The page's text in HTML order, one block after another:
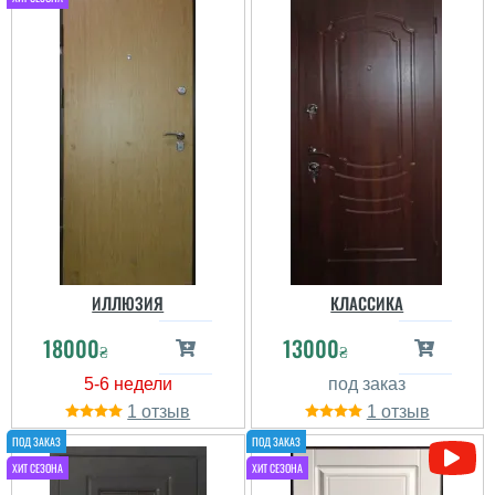
цвет в реальности
оказался немного
светлее, чем на
картинке. ...
ИЛЛЮЗИЯ
18000₴
1
КЛАССИКА
13000₴
1